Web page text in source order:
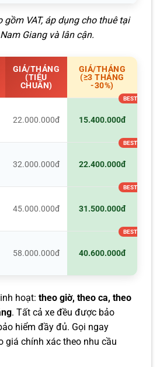
gồm VAT, áp dụng cho thuê tại
Giang và lân cận.
GIÁ/THÁNG
(TIÊU
CHUẨN)
GIÁ/THÁNG
(≥3 THÁNG
-30%)
22.000.000đ 15.400.000đ
32.000.000đ 22.400.000đ
45.000.000đ 31.500.000đ
58.000.000đ 40.600.000đ
hoạt: theo giờ, theo ca, theo
. Tất cả xe đều được bảo
hiểm đầy đủ. Gọi ngay
giá chính xác theo nhu cầu